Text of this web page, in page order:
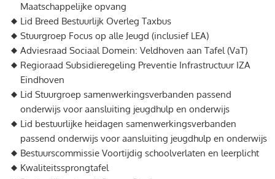
Maatschappelijke opvang
Lid Breed Bestuurlijk Overleg Taxbus
Stuurgroep Focus op alle Jeugd (inclusief LEA)
Adviesraad Sociaal Domein: Veldhoven aan Tafel (VaT)
Regioraad Subsidieregeling Preventie Infrastructuur IZA
Eindhoven
Lid Stuurgroep samenwerkingsverbanden passend
onderwijs voor aansluiting jeugdhulp en onderwijs
Lid bestuurlijke heidagen samenwerkingsverbanden
passend onderwijs voor aansluiting jeugdhulp en onderwijs
Bestuurscommissie Voortijdig schoolverlaten en leerplicht
Kwaliteitssprongtafel